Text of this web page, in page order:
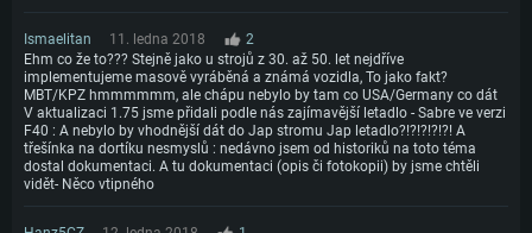
Ismaelitan 11. ledna 2018
2
Ehm co že to??? Stejně jako u strojů z 30. až 50. let nejdříve
implementujeme masově vyráběná a známá vozidla, To jako fakt?
MBT/KPZ hmmmmmm, ale chápu nebylo by tam co USA/Germany co dát
V aktualizaci 1.75 jsme přidali podle nás zajímavější letadlo - Sabre ve verzi
F40 : A nebylo by vhodnější dát do Jap stromu Jap letadlo?!?!?!?!?! A
třešínka na dortíku nesmyslů : nedávno jsem od historiků na toto téma
dostal dokumentaci. A tu dokumentaci (opis či fotokopii) by jsme chtěli
vidět- Něco vtipného